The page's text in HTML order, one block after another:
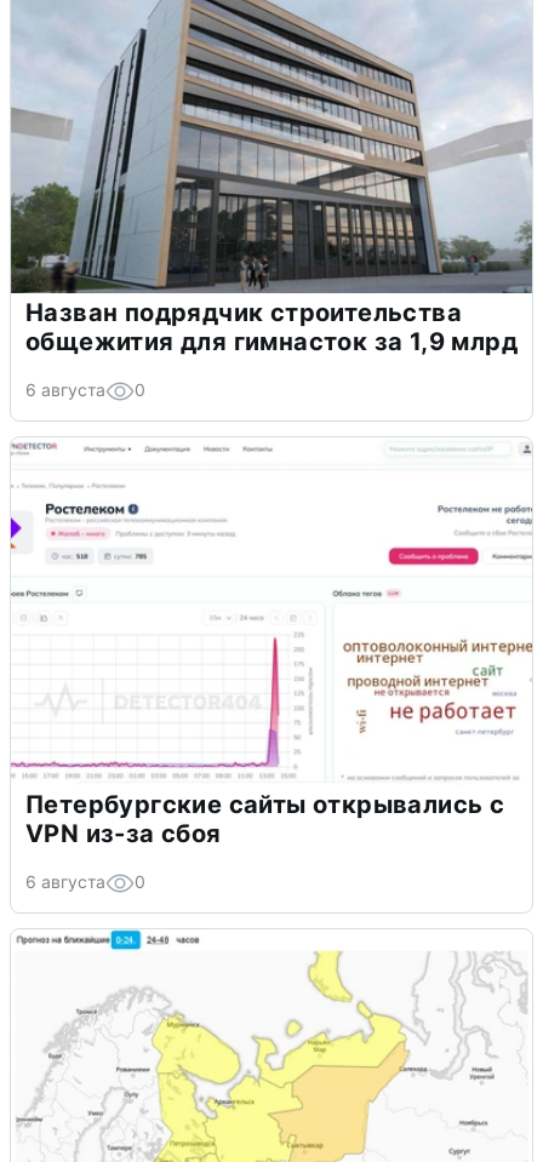
Назван подрядчик строительства
общежития для гимнасток за 1,9 млрд
6 августа 0
Петербургские сайты открывались с
VPN из-за сбоя
6 августа 0